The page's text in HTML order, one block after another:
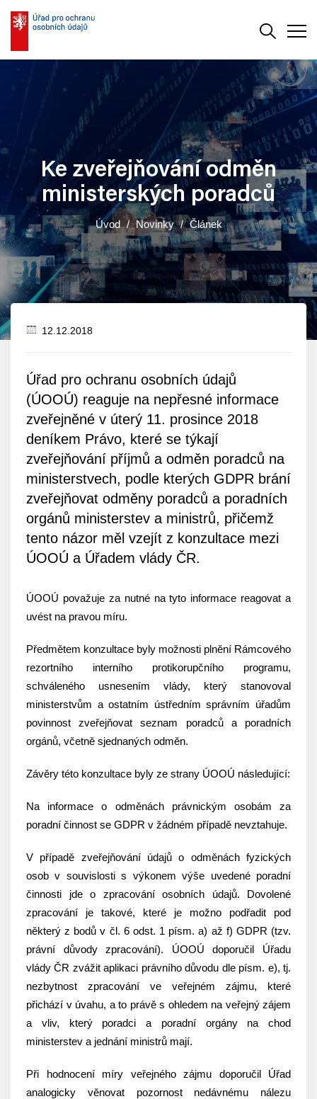
Ke zveřejňování odměn
ministerských poradců
Úvod Novinky Článek
12.12.2018
Úřad pro ochranu osobních údajů
(ÚOOÚ) reaguje na nepřesné informace
zveřejněné v úterý 11. prosince 2018
deníkem Právo, které se týkají
zveřejňování příjmů a odměn poradců na
ministerstvech, podle kterých GDPR brání
zveřejňovat odměny poradců a poradních
orgánů ministerstev a ministrů, přičemž
tento názor měl vzejít z konzultace mezi
ÚOOÚ a Úřadem vlády ČR.
ÚOOÚ považuje za nutné na tyto informace reagovat a
uvést na pravou míru.
Předmětem konzultace byly možnosti plnění Rámcového
rezortního interního protikorupčního programu,
schváleného usnesením vlády, který stanovoval
ministerstvům a ostatním ústředním správním úřadům
povinnost zveřejňovat seznam poradců a poradních
orgánů, včetně sjednaných odměn.
Závěry této konzultace byly ze strany ÚOOÚ následující:
Na informace o odměnách právnickým osobám za
poradní činnost se GDPR v žádném případě nevztahuje.
V případě zveřejňování údajů o odměnách fyzických
osob v souvislosti s výkonem výše uvedené poradní
činnosti jde o zpracování osobních údajů. Dovolené
zpracování je takové, které je možno podřadit pod
některý z bodů v čl. 6 odst. 1 písm. a) až f) GDPR (tzv.
právní důvody zpracování). ÚOOÚ doporučil Úřadu
vlády ČR zvážit aplikaci právního důvodu dle písm. e), tj.
nezbytnost zpracování ve veřejném zájmu, které
přichází v úvahu, a to právě s ohledem na veřejný zájem
a vliv, který poradci a poradní orgány na chod
ministerstev a jednání ministrů mají.
Při hodnocení míry veřejného zájmu doporučil Úřad
analogicky věnovat pozornost nedávnému nálezu